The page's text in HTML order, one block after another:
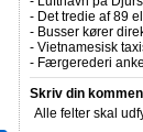
- Det tredie af 89
- Busser kører
- Vietnamesisk
- Færgerederi
Skriv din
Alle felter skal